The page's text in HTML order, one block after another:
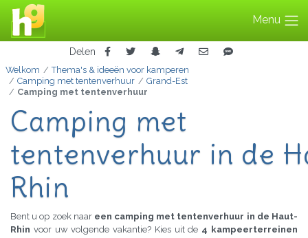
Menu
Delen
Welkom
Thema's & ideeën voor kamperen
Camping met tentenverhuur
Grand-Est
Camping met tentenverhuur
Camping met
tentenverhuur in de
Rhin
Bent u op zoek naar een camping met tentenverhuur in de Haut-
Rhin voor uw volgende vakantie? Kies uit de 4 kampeerterreinen